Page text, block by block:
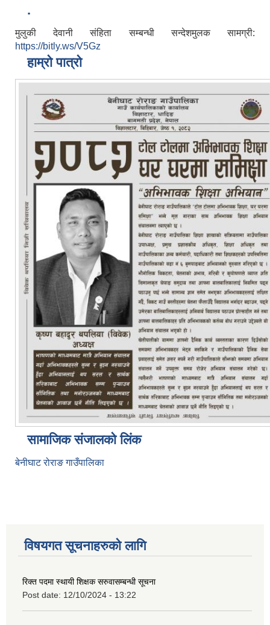
.
मुलुकी देवानी संहिता सम्बन्धी सन्देशमुलक सामग्री:
https://bitly.ws/V5Gz
हाम्रो पात्रो
सामाजिक संजालको लिंक
बेनीघाट रोराङ गाउँपालिका
विषयगत सूचनाहरुको लागि
रिक्त पदमा स्थायी शिक्षक सरुवासम्बन्धी सूचना
Post date: 12/10/2024 - 13:22